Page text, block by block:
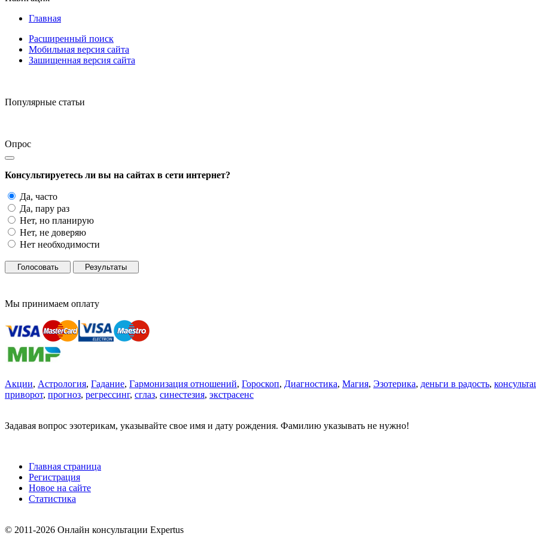
Главная
Расширенный поиск
Мобильная версия сайта
Зашищенная версия сайта
Популярные статьи
Опрос
Консультируетесь ли вы на сайтах в сети интернет?
Да, часто
Да, пару раз
Нет, но планирую
Нет, не доверяю
Нет необходимости
Голосовать Результаты
Мы принимаем оплату
Акции, Астрология, Гадание, Гармонизация отношений, Гороскоп, Диагностика, Магия, Эзотерика, деньги в радость,
приворот, прогноз, регрессинг, сглаз, синестезия, экстрасенс
Задавая вопрос эзотерикам, указывайте свое имя и дату рождения. Фамилию указывать не нужно!
Главная страница
Регистрация
Новое на сайте
Статистика
© 2011-2026 Онлайн консультации Expertus